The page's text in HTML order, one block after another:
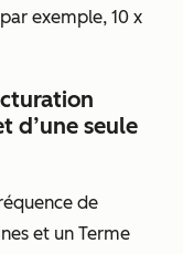
exemple, 10 x
d’une seule
de
et un Terme